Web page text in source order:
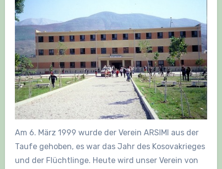
Am 6. März 1999 wurde der Verein ARSIMI aus der
Taufe gehoben, es war das Jahr des Kosovakrieges
und der Flüchtlinge. Heute wird unser Verein von